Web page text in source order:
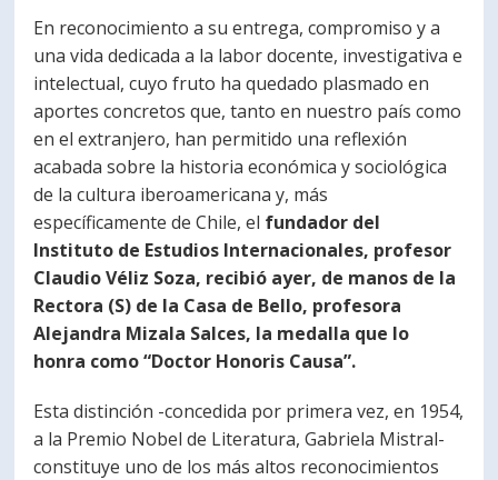
Estudiantes Egresados
En reconocimiento a su entrega, compromiso y a
una vida dedicada a la labor docente, investigativa e
intelectual, cuyo fruto ha quedado plasmado en
aportes concretos que, tanto en nuestro país como
en el extranjero, han permitido una reflexión
acabada sobre la historia económica y sociológica
de la cultura iberoamericana y, más
específicamente de Chile, el fundador del
Instituto de Estudios Internacionales, profesor
Claudio Véliz Soza, recibió ayer, de manos de la
Rectora (S) de la Casa de Bello, profesora
Alejandra Mizala Salces, la medalla que lo
honra como “Doctor Honoris Causa”.
Esta distinción -concedida por primera vez, en 1954,
a la Premio Nobel de Literatura, Gabriela Mistral-
constituye uno de los más altos reconocimientos